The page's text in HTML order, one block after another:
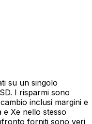
su un singolo
I risparmi sono
inclusi margini e
e Xe nello stesso
forniti sono veri